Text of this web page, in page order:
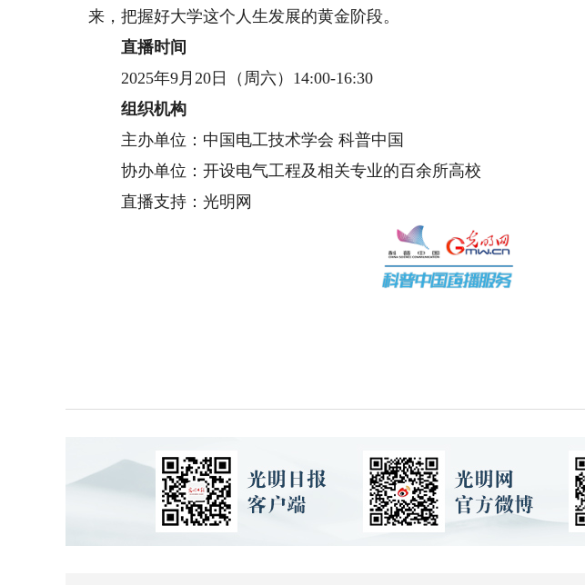
来，把握好大学这个人生发展的黄金阶段。
直播时间
2025年9月20日（周六）14:00-16:30
组织机构
主办单位：中国电工技术学会 科普中国
协办单位：开设电气工程及相关专业的百余所高校
直播支持：光明网